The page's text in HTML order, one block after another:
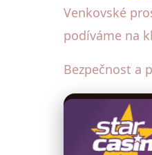
Venkovské
podíváme na
Bezpečnost a